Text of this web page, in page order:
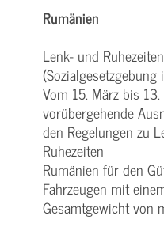
Rumänien
Lenk- und Ruhezeiten
Vom 15. März bis
vorübergehende
den Regelungen zu
Ruhezeiten
Rumänien für den
Fahrzeugen mit
Gesamtgewicht von